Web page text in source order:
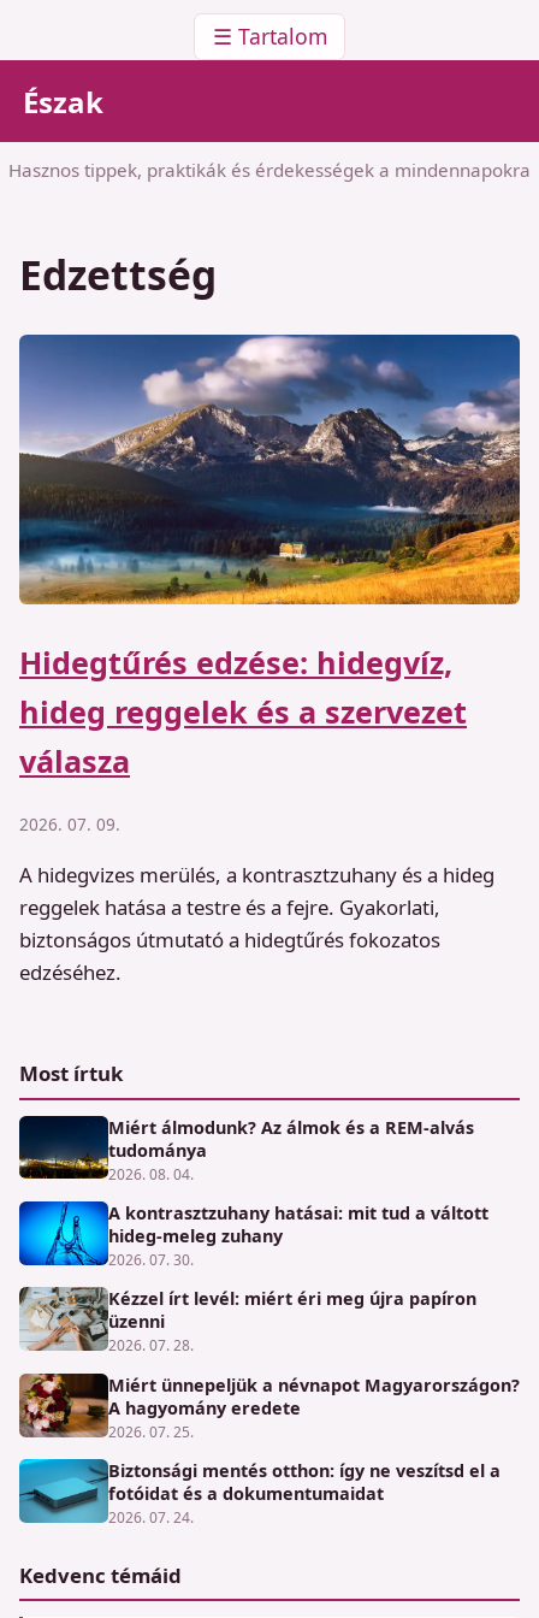
☰ Tartalom
Észak
Hasznos tippek, praktikák és érdekességek a mindennapokra
Edzettség
Hidegtűrés edzése: hidegvíz,
hideg reggelek és a szervezet
válasza
2026. 07. 09.
A hidegvizes merülés, a kontrasztzuhany és a hideg
reggelek hatása a testre és a fejre. Gyakorlati,
biztonságos útmutató a hidegtűrés fokozatos
edzéséhez.
Most írtuk
Miért álmodunk? Az álmok és a REM-alvás
tudománya
2026. 08. 04.
A kontrasztzuhany hatásai: mit tud a váltott
hideg-meleg zuhany
2026. 07. 30.
Kézzel írt levél: miért éri meg újra papíron
üzenni
2026. 07. 28.
Miért ünnepeljük a névnapot Magyarországon?
A hagyomány eredete
2026. 07. 25.
Biztonsági mentés otthon: így ne veszítsd el a
fotóidat és a dokumentumaidat
2026. 07. 24.
Kedvenc témáid